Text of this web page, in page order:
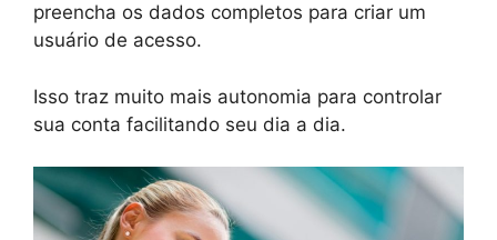
preencha os dados completos para criar um
usuário de acesso.
Isso traz muito mais autonomia para controlar
sua conta facilitando seu dia a dia.